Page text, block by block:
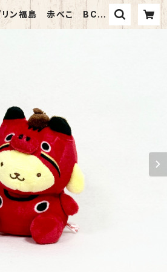
リン福島 赤べこ BCマ
TORCH-Online Shop-